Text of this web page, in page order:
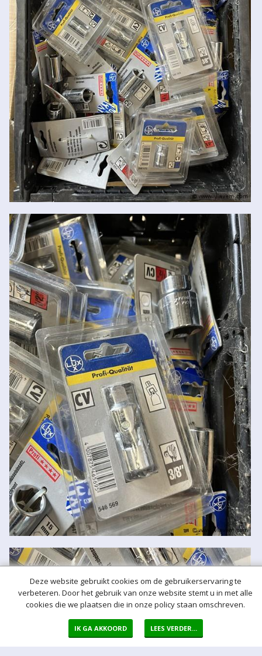
Deze website gebruikt cookies om de gebruikerservaring te
verbeteren. Door het gebruik van onze website stemt u in met alle
cookies die we plaatsen die in onze policy staan omschreven.
IK GA AKKOORD LEES VERDER...